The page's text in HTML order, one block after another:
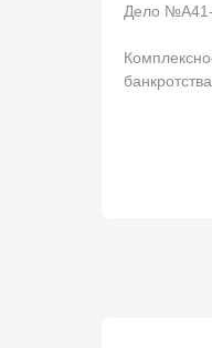
Дело
банкротства